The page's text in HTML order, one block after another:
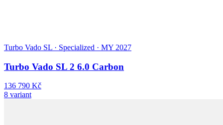
Turbo Vado SL · Specialized · MY 2027
Turbo Vado SL 2 6.0 Carbon
136 790 Kč
8 variant